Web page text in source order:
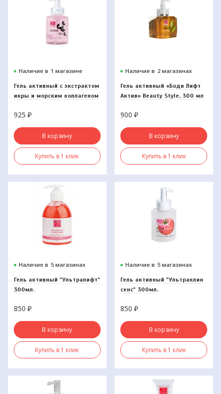
Наличие в 1 магазине
Гель активный с экстрактом
икры и морским коллагеном
925 ₽
В корзину
Купить в 1 клик
Наличие в 2 магазинах
Гель активный «Боди Лифт
Актив» Beauty Style, 300 мл
900₽
В корзину
Купить в 1 клик
Наличие в 5 магазинах
Гель активный "Ультралифт"
300мл.
850 ₽
В корзину
Купить в 1 клик
Наличие в 5 магазинах
Гель активный "Ультраклин
сенс" 300мл.
850₽
В корзину
Купить в 1 клик